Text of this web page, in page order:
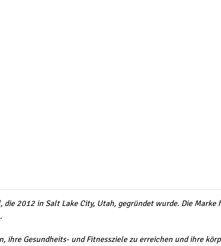
2012 in Salt Lake City, Utah, gegründet wurde. Die
ihre Gesundheits- und Fitnessziele zu erreichen und ihre